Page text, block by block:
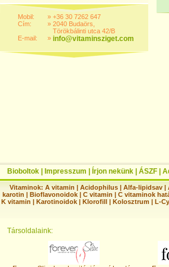
Mobil:
Cím:
E-mail:
»
»
»
+36 30 7262 647
2040 Budaörs,
Törökbálinti utca 42/B
info@vitaminsziget.com
Bioboltok Impresszum Írjon nekünk ÁSZF
Vitaminok: A vitamin |Acidophilus |Alfa-lipidsav |
karotin | Bioflavonoidok | C vitamin | C vitaminok
K vitamin | Karotinoidok | Klorofill | Kolosztrum | L-
Társoldalaink: